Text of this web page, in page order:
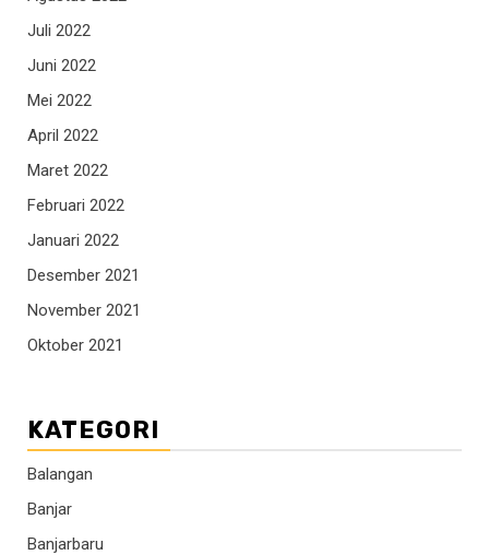
Juli 2022
Juni 2022
Mei 2022
April 2022
Maret 2022
Februari 2022
Januari 2022
Desember 2021
November 2021
Oktober 2021
KATEGORI
Balangan
Banjar
Banjarbaru